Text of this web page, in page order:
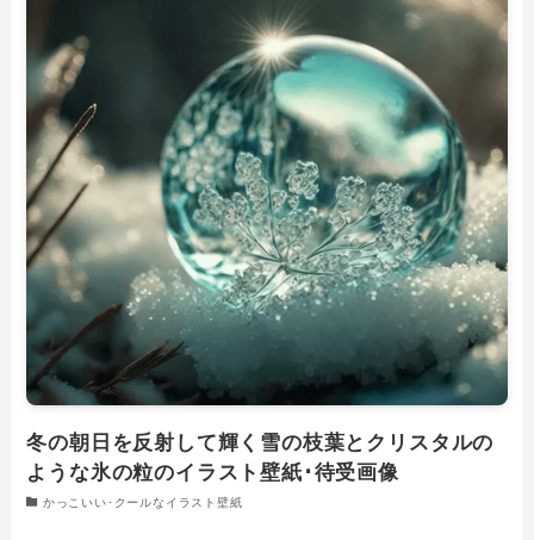
冬の朝日を反射して輝く雪の枝葉とクリスタルの
ような氷の粒のイラスト壁紙･待受画像
かっこいい･クールなイラスト壁紙